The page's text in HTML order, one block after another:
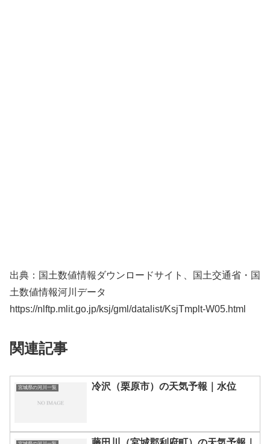
出典：国土数値情報ダウンロードサイト、国土交通省・国
土数値情報河川データ
https://nlftp.mlit.go.jp/ksj/gml/datalist/KsjTmplt-W05.html
関連記事
宮城県の河川一覧 冷沢（栗原市）の天気予報｜水位